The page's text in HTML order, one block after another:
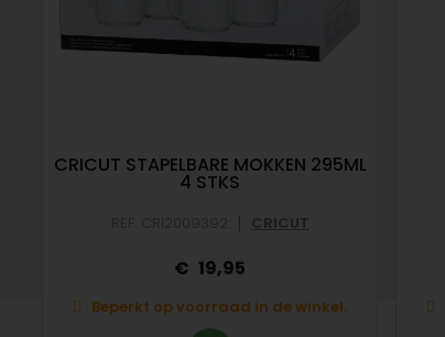
CRICUT STAPELBARE MOKKEN 295ML
4 STKS
| CRICUT
19,95
Beperkt op voorraad in de winkel.